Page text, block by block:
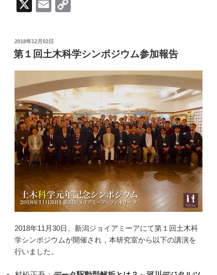
X
E
ail
y
Li
n
k
投
稿
日:
2018年12月02日
第１回土木科学シンポジウム参加報告
2018年11月30日、新潟ジョイアミーアにて第１回土木科
学シンポジウムが開催され，本研究室から以下の講演を
行いました。